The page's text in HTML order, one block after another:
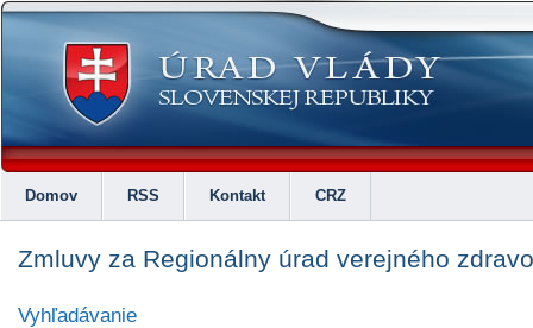
Domov RSS Kontakt CRZ
Zmluvy za Regionálny úrad verejného
Vyhľadávanie